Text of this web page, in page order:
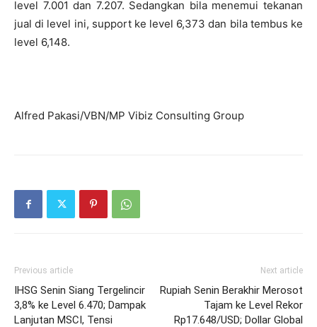
level 7.001 dan 7.207. Sedangkan bila menemui tekanan
jual di level ini, support ke level 6,373 dan bila tembus ke
level 6,148.
Alfred Pakasi/VBN/MP Vibiz Consulting Group
Previous article
IHSG Senin Siang Tergelincir
3,8% ke Level 6.470; Dampak
Lanjutan MSCI, Tensi
Next article
Rupiah Senin Berakhir Merosot
Tajam ke Level Rekor
Rp17.648/USD; Dollar Global